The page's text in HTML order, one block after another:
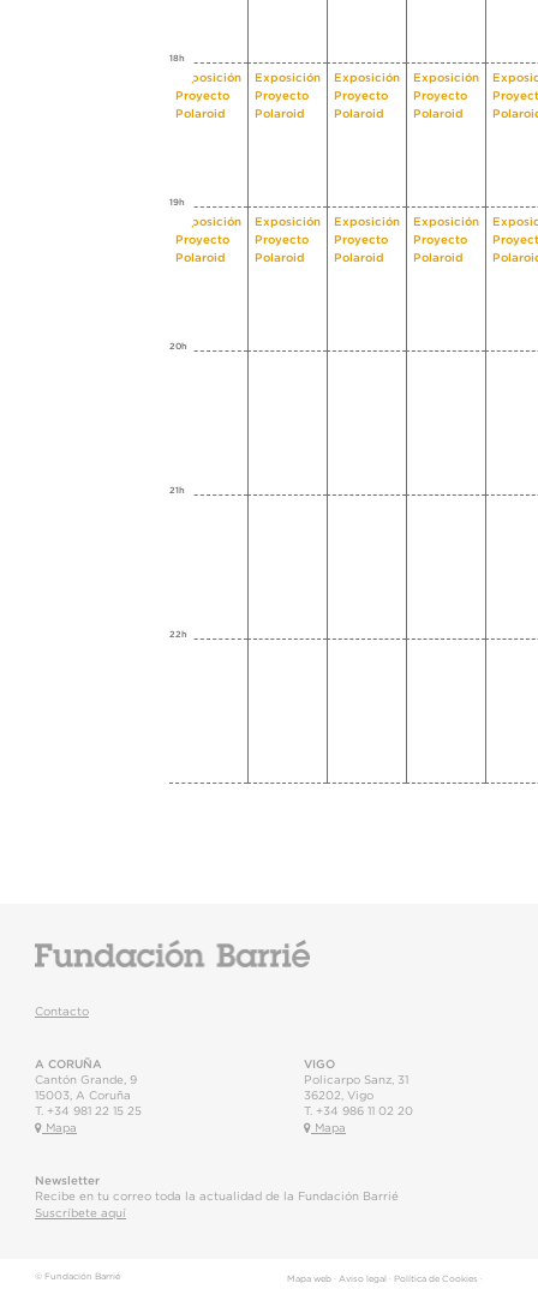
18h
Exposición
Proyecto
Polaroid
Exposición
Proyecto
Polaroid
Exposición
Proyecto
Polaroid
Exposición
Proyecto
Polaroid
19h
Exposición
Proyecto
Polaroid
Exposición
Proyecto
Polaroid
Exposición
Proyecto
Polaroid
Exposición
Proyecto
Polaroid
20h
21h
22h
Contacto
A CORUÑA
Cantón Grande, 9
15003
A Coruña
T. +34 981 22 15 25
Mapa
VIGO
Policarpo Sanz, 31
36202 Vigo
T. +34 986 11 02 20
Mapa
Newsletter
Recibe en tu correo toda la actualidad de la Fundación Barrié
Suscríbete aquí
© Fundación Barrié Mapa web· Aviso legal · Política de Cookies ·